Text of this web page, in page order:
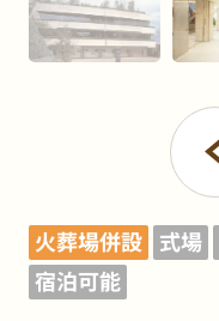
火葬場併設 式場
宿泊可能